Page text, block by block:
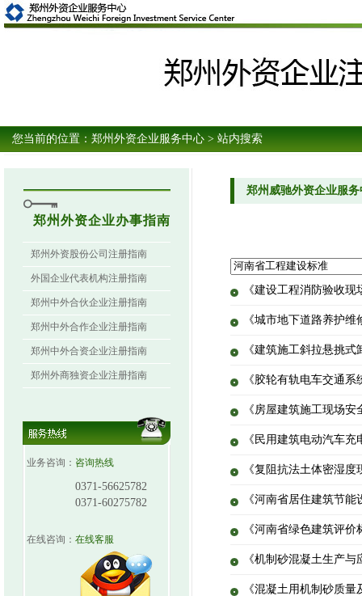
您当前的位置： 郑州外资企业服务中心 > 站内搜索
郑州外资企业办事指南
郑州外资股份公司注册指南
外国企业代表机构注册指南
郑州中外合伙企业注册指南
郑州中外合作企业注册指南
郑州中外合资企业注册指南
郑州外商独资企业注册指南
业务咨询： 咨询热线
0371-56625782
0371-60275782
在线咨询： 在线客服
郑州威驰外资企业服
《建设工程消防验收
《城市地下道路养护
《建筑施工斜拉悬挑
《胶轮有轨电车交通系
《房屋建筑施工现场
《民用建筑电动汽车
《复阻抗法土体密湿
《河南省居住建筑节
《河南省绿色建筑评价
《机制砂混凝土生产
《混凝土用机制砂质